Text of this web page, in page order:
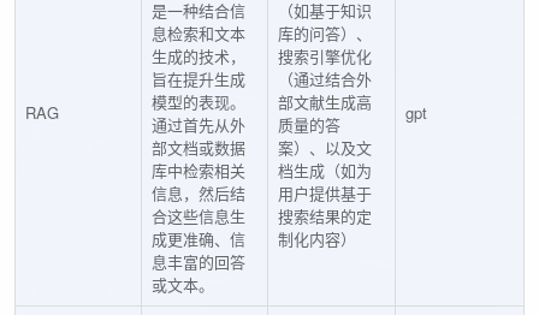
RAG
是一种结合信
息检索和文本
生成的技术，
旨在提升生成
模型的表现。
通过首先从外
部文档或数据
库中检索相关
信息，然后结
合这些信息生
成更准确、信
息丰富的回答
或文本。
（如基于知识
库的问答）、
搜索引擎优化
（通过结合外
部文献生成高
质量的答
案）、以及文
档生成（如为
用户提供基于
搜索结果的定
制化内容）
gpt